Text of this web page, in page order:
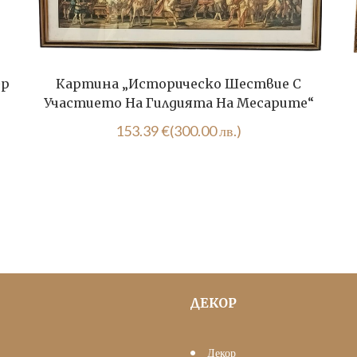
Картина „Историческо Шествие С
Участието На Гилдията На Месарите“
153.39€(300.00 лв.)
ДЕКОР
Декор